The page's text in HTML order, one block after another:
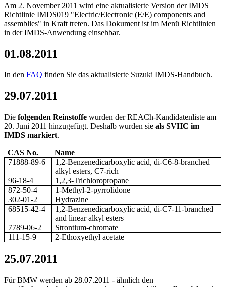
Am 2. November 2011 wird eine aktualisierte Version der IMDS
Richtlinie IMDS019 "Electric/Electronic (E/E) components and
assemblies" in Kraft treten. Das Dokument ist im Menü Richtlinien
in der IMDS-Anwendung einsehbar.
01.08.2011
In den FAQ finden Sie das aktualisierte Suzuki IMDS-Handbuch.
29.07.2011
Die folgenden Reinstoffe wurden der REACh-Kandidatenliste am
20. Juni 2011 hinzugefügt. Deshalb wurden sie als SVHC im
IMDS markiert.
CAS No.
Name
71888-89-6
1,2-Benzenedicarboxylic acid, di-C6-8-branched
alkyl esters, C7-rich
96-18-4
1,2,3-Trichloropropane
872-50-4
1-Methyl-2-pyrrolidone
302-01-2
Hydrazine
68515-42-4
1,2-Benzenedicarboxylic acid, di-C7-11-branched
and linear alkyl esters
7789-06-2
Strontium-chromate
111-15-9
2-Ethoxyethyl acetate
25.07.2011
Für BMW werden ab 28.07.2011 - ähnlich den